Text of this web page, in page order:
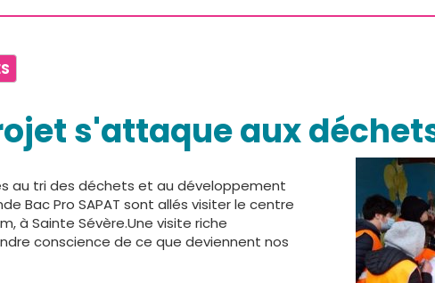
s'attaque aux
au tri des déchets et au développement
Bac Pro SAPAT sont allés visiter le centre
à Sainte Sévère.Une visite riche
conscience de ce que deviennent nos